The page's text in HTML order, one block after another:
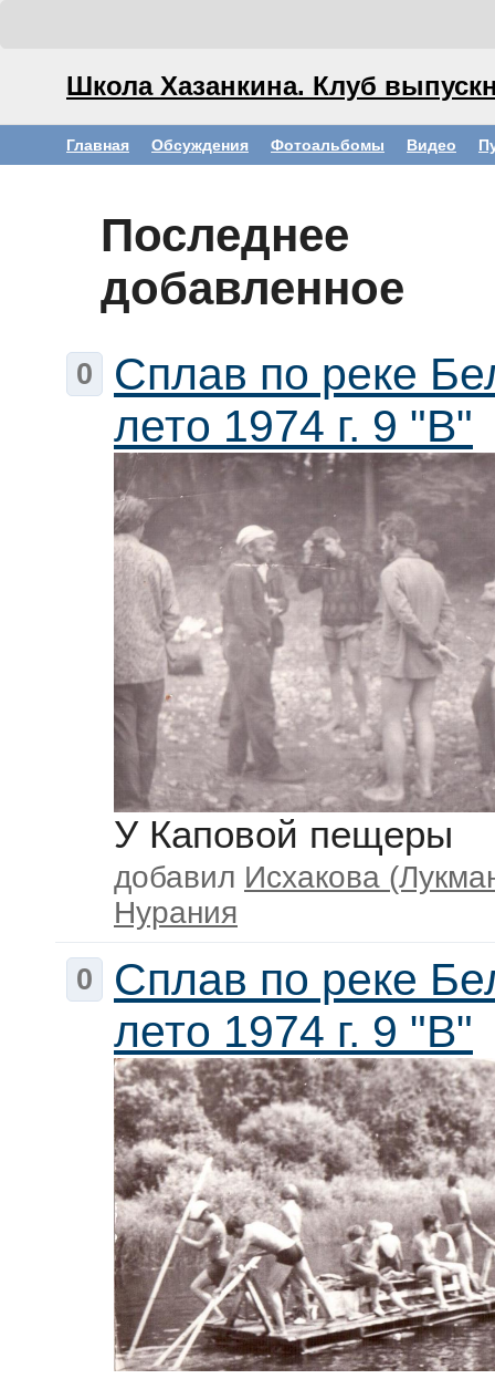
Школа Хазанкина. Клуб
Главная Обсуждения Фотоальбомы Видео
Последнее
добавленное
0
Сплав по реке
лето 1974 г. 9 "В"
У Каповой пещеры
добавил Исхакова
Нурания
0
Сплав по реке
лето 1974 г. 9 "В"